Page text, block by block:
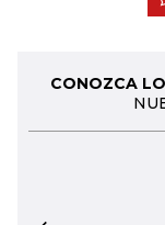
CONOZCA